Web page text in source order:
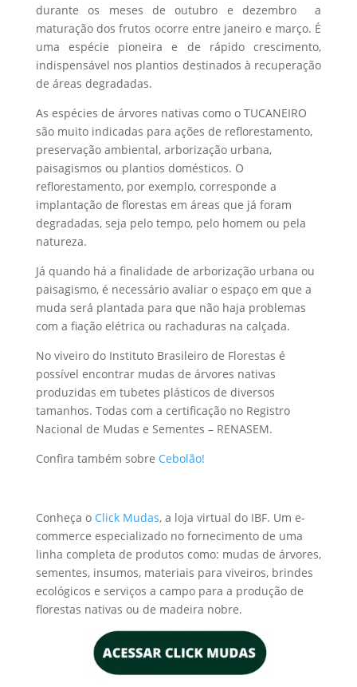
durante os meses de outubro e dezembro a
maturação dos frutos ocorre entre janeiro e março. É
uma espécie pioneira e de rápido crescimento,
indispensável nos plantios destinados à recuperação
de áreas degradadas.
As espécies de árvores nativas como o TUCANEIRO
são muito indicadas para ações de reflorestamento,
preservação ambiental, arborização urbana,
paisagismos ou plantios domésticos. O
reflorestamento, por exemplo, corresponde a
implantação de florestas em áreas que já foram
degradadas, seja pelo tempo, pelo homem ou pela
natureza.
Já quando há a finalidade de arborização urbana ou
paisagismo, é necessário avaliar o espaço em que a
muda será plantada para que não haja problemas
com a fiação elétrica ou rachaduras na calçada.
No viveiro do Instituto Brasileiro de Florestas é
possível encontrar mudas de árvores nativas
produzidas em tubetes plásticos de diversos
tamanhos. Todas com a certificação no Registro
Nacional de Mudas e Sementes – RENASEM.
Confira também sobre Cebolão!
Conheça o Click Mudas, a loja virtual do IBF. Um e-
commerce especializado no fornecimento de uma
linha completa de produtos como: mudas de árvores,
sementes, insumos, materiais para viveiros, brindes
ecológicos e serviços a campo para a produção de
florestas nativas ou de madeira nobre.